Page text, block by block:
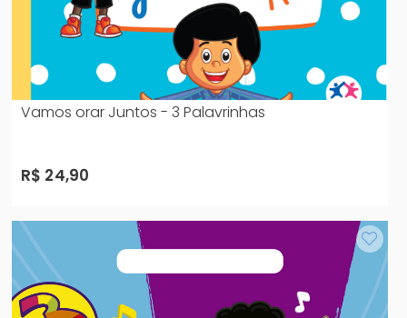
Vamos orar Juntos - 3 Palavrinhas
R$ 24,90